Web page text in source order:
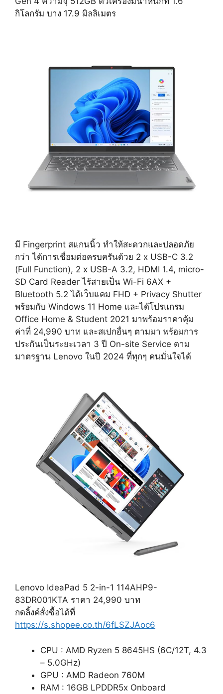
กิโลกรัม บาง 17.9 มิลลิเมตร
มี Fingerprint สแกนนิ้ว ทำให้สะดวกและปลอดภัย
กว่า ได้การเชื่อมต่อครบครันด้วย 2 x USB-C 3.2
(Full Function), 2 x USB-A 3.2, HDMI 1.4, micro-
SD Card Reader ไร้สายเป็น Wi-Fi 6AX +
Bluetooth 5.2 ได้เว็บแคม FHD + Privacy Shutter
พร้อมกับ Windows 11 Home และได้โปรแกรม
Office Home & Student 2021 มาพร้อมราคาคุ้ม
ค่าที่ 24,990 บาท และสเปกอื่นๆ ตามมา พร้อมการ
ประกันเป็นระยะเวลา 3 ปี On-site Service ตาม
มาตรฐาน Lenovo ในปี 2024 ที่ทุกๆ คนมั่นใจได้
Lenovo IdeaPad 5 2-in-1 114AHP9-
83DR001KTA ราคา 24,990 บาท
กดลิ้งค์สั่งซื้อได้ที่
https://s.shopee.co.th/6fLSZJAoc6
CPU : AMD Ryzen 5 8645HS (6C/12T, 4.3
– 5.0GHz)
GPU : AMD Radeon 760M
RAM : 16GB LPDDR5x Onboard